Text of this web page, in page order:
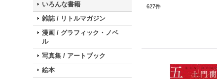
いろんな書籍
雑誌 / リトルマガジン
漫画 / グラフィック・ノベ
ル
写真集 / アートブック
絵本
627件